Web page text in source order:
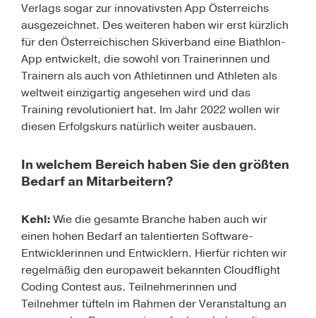
Verlags sogar zur innovativsten App Österreichs
ausgezeichnet. Des weiteren haben wir erst kürzlich
für den Österreichischen Skiverband eine Biathlon-
App entwickelt, die sowohl von Trainerinnen und
Trainern als auch von Athletinnen und Athleten als
weltweit einzigartig angesehen wird und das
Training revolutioniert hat. Im Jahr 2022 wollen wir
diesen Erfolgskurs natürlich weiter ausbauen.
In welchem Bereich haben Sie den größten
Bedarf an Mitarbeitern?
Kehl:Wie die gesamte Branche haben auch wir
einen hohen Bedarf an talentierten Software-
Entwicklerinnen und Entwicklern. Hierfür richten wir
regelmäßig den europaweit bekannten Cloudflight
Coding Contest aus. Teilnehmerinnen und
Teilnehmer tüfteln im Rahmen der Veranstaltung an